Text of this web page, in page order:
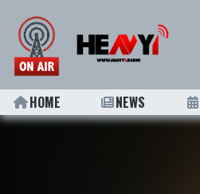
HOME NEWS